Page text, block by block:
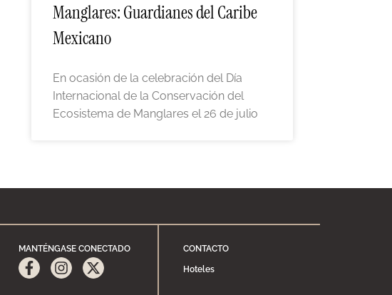
Manglares: Guardianes del Caribe
Mexicano
En ocasión de la celebración del Día
Internacional de la Conservación del
Ecosistema de Manglares el 26 de julio
MANTÉNGASE CONECTADO CONTACTO
Hoteles